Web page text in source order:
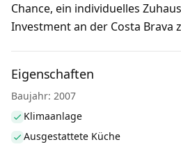
Chance, ein individuelles
Investment an der Costa Brava
Eigenschaften
Baujahr: 2007
Klimaanlage
Ausgestattete Küche